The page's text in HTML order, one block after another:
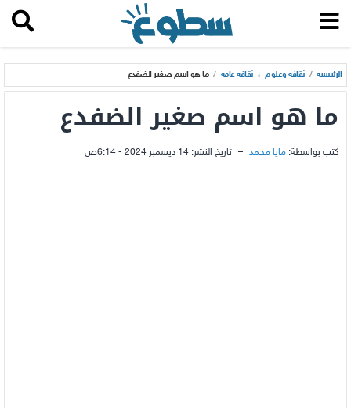
الرئيسية / ثقافة وعلوم ، ثقافة عامة / ما هو اسم صغير الضفدع
ما هو اسم صغير الضفدع
كتب بواسطة: مايا محمد – تاريخ النشر: 14 ديسمبر 2024 - 6:14ص